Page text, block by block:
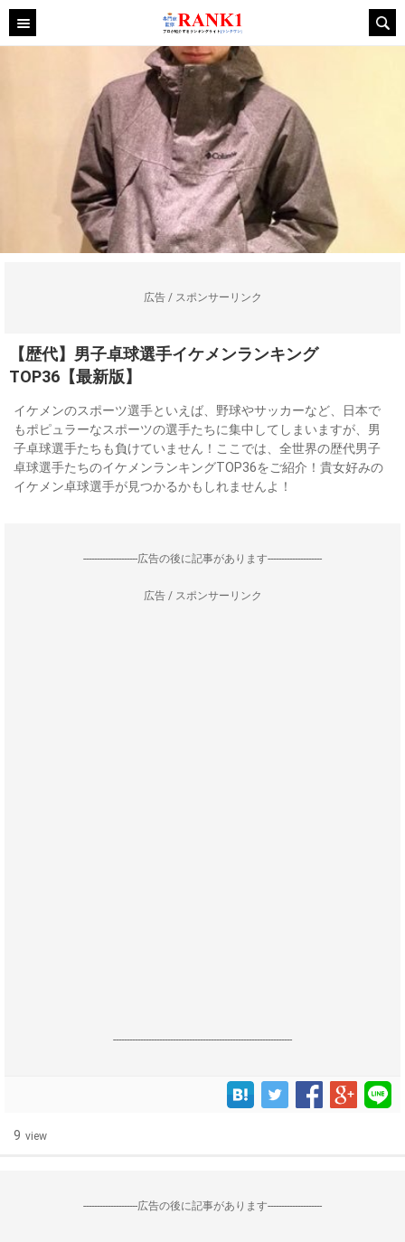
広告 / スポンサーリンク
【歴代】男子卓球選手イケメンランキング
TOP36【最新版】
イケメンのスポーツ選手といえば、野球やサッカーなど、日本で
もポピュラーなスポーツの選手たちに集中してしまいますが、男
子卓球選手たちも負けていません！ここでは、全世界の歴代男子
卓球選手たちのイケメンランキングTOP36をご紹介！貴女好みの
イケメン卓球選手が見つかるかもしれませんよ！
--------------------広告の後に記事があります--------------------
広告 / スポンサーリンク
------------------------------------------------------------------
9 view
--------------------広告の後に記事があります--------------------